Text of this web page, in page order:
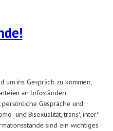
um ins Gespräch zu kommen,
an Infoständen
Gespräche und
und Bisexualität, trans*, inter*
sind ein wichtiges